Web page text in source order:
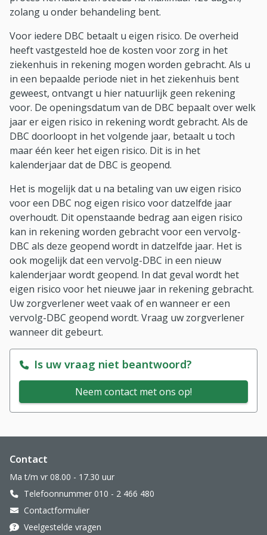
zolang u onder behandeling bent.
Voor iedere DBC betaalt u eigen risico. De overheid
heeft vastgesteld hoe de kosten voor zorg in het
ziekenhuis in rekening mogen worden gebracht. Als u
in een bepaalde periode niet in het ziekenhuis bent
geweest, ontvangt u hier natuurlijk geen rekening
voor. De openingsdatum van de DBC bepaalt over welk
jaar er eigen risico in rekening wordt gebracht. Als de
DBC doorloopt in het volgende jaar, betaalt u toch
maar één keer het eigen risico. Dit is in het
kalenderjaar dat de DBC is geopend.
Het is mogelijk dat u na betaling van uw eigen risico
voor een DBC nog eigen risico voor datzelfde jaar
overhoudt. Dit openstaande bedrag aan eigen risico
kan in rekening worden gebracht voor een vervolg-
DBC als deze geopend wordt in datzelfde jaar. Het is
ook mogelijk dat een vervolg-DBC in een nieuw
kalenderjaar wordt geopend. In dat geval wordt het
eigen risico voor het nieuwe jaar in rekening gebracht.
Uw zorgverlener weet vaak of en wanneer er een
vervolg-DBC geopend wordt. Vraag uw zorgverlener
wanneer dit gebeurt.
Is uw vraag niet beantwoord?
Neem contact met ons op!
Website footer
Contact
Ma t/m vr 08.00 - 17.30 uur
Telefoonnummer 010 - 2 466 480
Contactformulier
Veelgestelde vragen